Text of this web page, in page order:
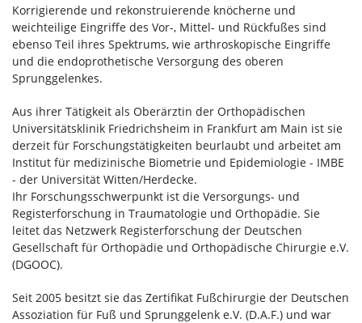
Korrigierende und rekonstruierende knöcherne und
weichteilige Eingriffe des Vor-, Mittel- und Rückfußes sind
ebenso Teil ihres Spektrums, wie arthroskopische Eingriffe
und die endoprothetische Versorgung des oberen
Sprunggelenkes.
Aus ihrer Tätigkeit als Oberärztin der Orthopädischen
Universitätsklinik Friedrichsheim in Frankfurt am Main ist sie
derzeit für Forschungstätigkeiten beurlaubt und arbeitet am
Institut für medizinische Biometrie und Epidemiologie - IMBE
- der Universität Witten/Herdecke.
Ihr Forschungsschwerpunkt ist die Versorgungs- und
Registerforschung in Traumatologie und Orthopädie. Sie
leitet das Netzwerk Registerforschung der Deutschen
Gesellschaft für Orthopädie und Orthopädische Chirurgie e.V.
(DGOOC).
Seit 2005 besitzt sie das Zertifikat Fußchirurgie der Deutschen
Assoziation für Fuß und Sprunggelenk e.V. (D.A.F.) und war